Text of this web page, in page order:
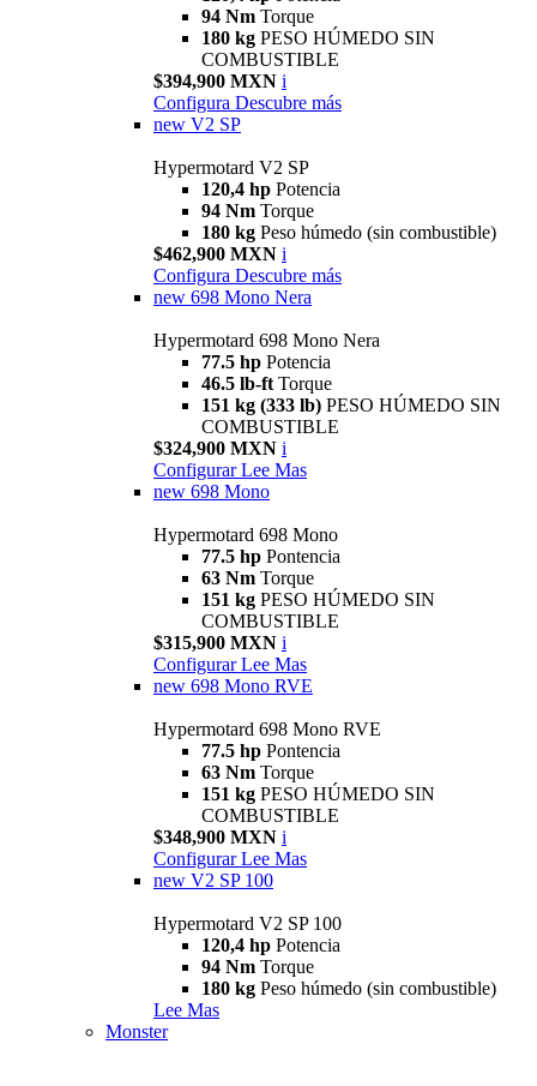
94 Nm Torque
180 kg PESO HÚMEDO SIN
COMBUSTIBLE
$394,900 MXN i
Configura Descubre más
new V2 SP
Hypermotard V2 SP
120,4 hp Potencia
94 Nm Torque
180 kg Peso húmedo (sin combustible)
$462,900 MXN i
Configura Descubre más
new 698 Mono Nera
Hypermotard 698 Mono Nera
77.5 hp Potencia
46.5 lb-ft Torque
151 kg (333 lb) PESO HÚMEDO SIN
COMBUSTIBLE
$324,900 MXN i
Configurar Lee Mas
new 698 Mono
Hypermotard 698 Mono
77.5 hp Pontencia
63 Nm Torque
151 kg PESO HÚMEDO SIN
COMBUSTIBLE
$315,900 MXN i
Configurar Lee Mas
new 698 Mono RVE
Hypermotard 698 Mono RVE
77.5 hp Pontencia
63 Nm Torque
151 kg PESO HÚMEDO SIN
COMBUSTIBLE
$348,900 MXN i
Configurar Lee Mas
new V2 SP 100
Hypermotard V2 SP 100
120,4 hp Potencia
94 Nm Torque
180 kg Peso húmedo (sin combustible)
Lee Mas
Monster